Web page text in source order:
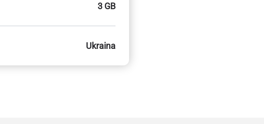
3 GB
Ukraina